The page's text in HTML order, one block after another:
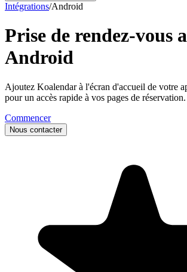
Intégrations/Android
Prise de rendez-vous
Android
Ajoutez Koalendar à l'écran d'accueil de votre
pour un accès rapide à vos pages de réservation.
Commencer
Nous contacter